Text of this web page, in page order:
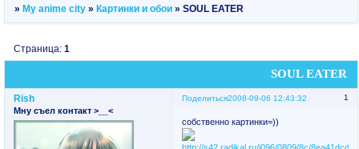
»My anime city »Картинки и обои »SOUL EATER
SOUL EATER
Страница:1
Поделиться 1
2008-09-06 12:43:32
Rish
Мну съел контакт >__<
собственно картинки=))